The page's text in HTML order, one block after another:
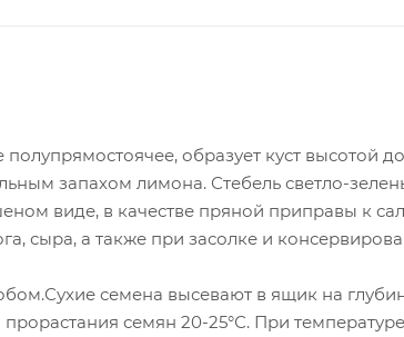
образует куст высотой
запахом лимона. Стебель светло-
виде, в качестве пряной приправы к
сыра, а также при засолке и
семена высевают в ящик на
семян 20-25°С. При